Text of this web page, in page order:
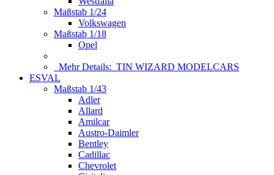
Maßstab 1/24
Volkswagen
Maßstab 1/18
Opel
Mehr Details: TIN WIZARD MODELCARS
ESVAL
Maßstab 1/43
Adler
Allard
Amilcar
Austro-Daimler
Bentley
Cadillac
Chevrolet